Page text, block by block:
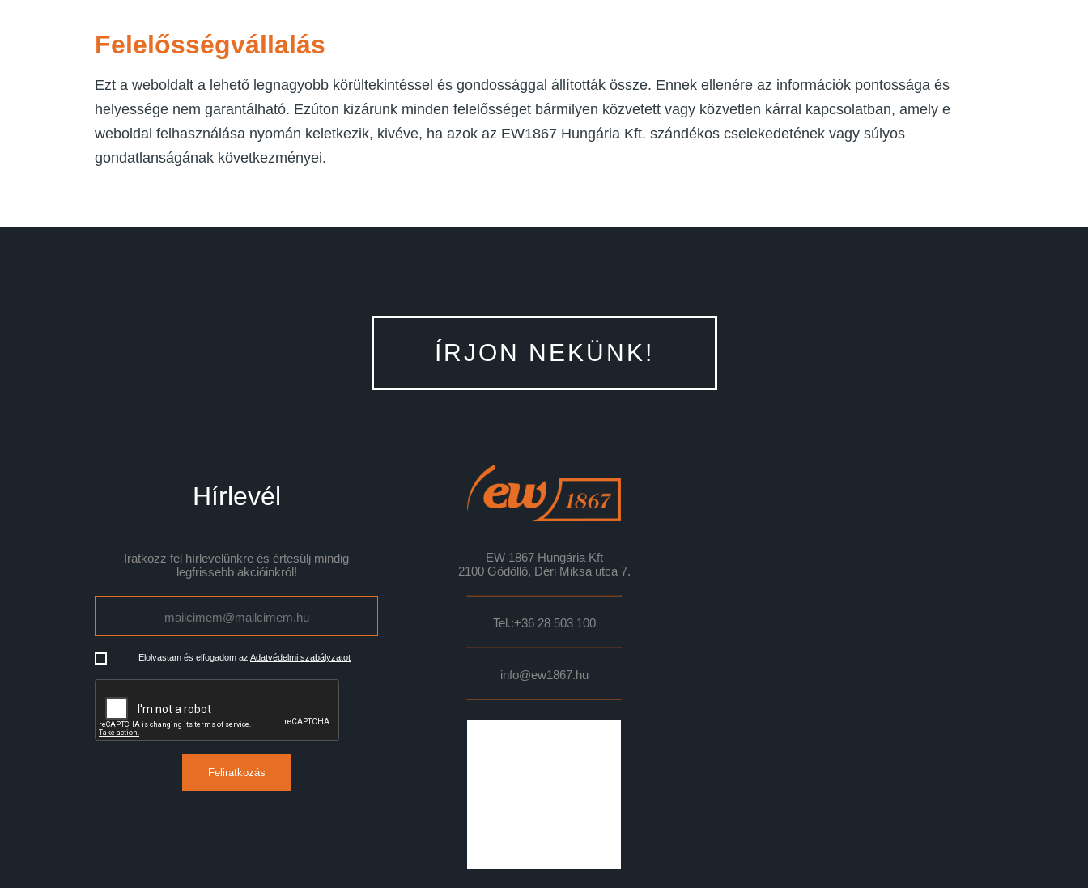
Felelősségvállalás
Ezt a weboldalt a lehető legnagyobb körültekintéssel és gondossággal állították össze. Ennek ellenére az információk pontossága és
helyessége nem garantálható. Ezúton kizárunk minden felelősséget bármilyen közvetett vagy közvetlen kárral kapcsolatban, amely e
weboldal felhasználása nyomán keletkezik, kivéve, ha azok az EW1867 Hungária Kft. szándékos cselekedetének vagy súlyos
gondatlanságának következményei.
ÍRJON NEKÜNK!
Hírlevél
Iratkozz fel hírlevelünkre és értesülj mindig
legfrissebb akcióinkról!
Elolvastam és elfogadom az Adatvédelmi szabályzatot
Feliratkozás
EW 1867 Hungária Kft
2100 Gödöllő, Déri Miksa utca 7.
Tel.:+36 28 503 100
info@ew1867.hu